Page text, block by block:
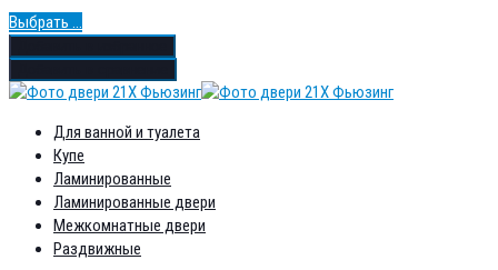
Выбрать ...
Для ванной и туалета
Купе
Ламинированные
Ламинированные двери
Межкомнатные двери
Раздвижные